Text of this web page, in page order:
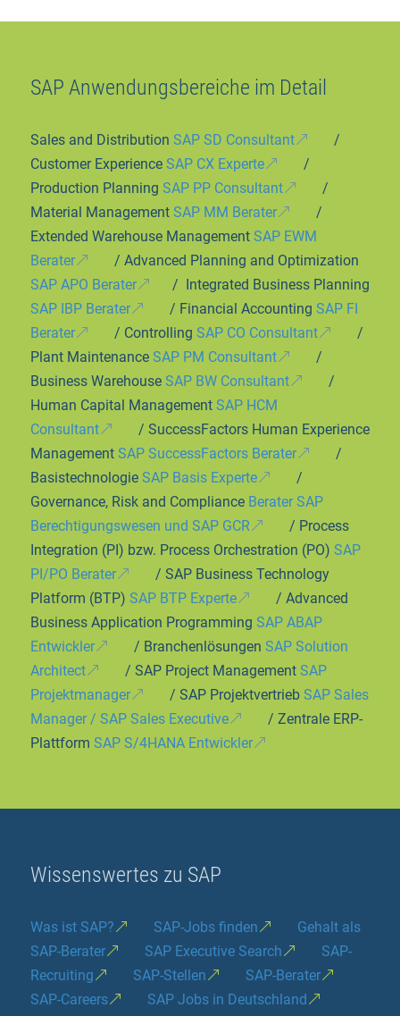
SAP Anwendungsbereiche im Detail
Sales and Distribution SAP SD Consultant
/
Customer Experience SAP CX Experte
/
Production Planning SAP PP Consultant
/
Material Management SAP MM Berater
/
Extended Warehouse Management SAP EWM
Berater
/ Advanced Planning and Optimization
SAP APO Berater
/ Integrated Business Planning
SAP IBP Berater
/ Financial Accounting SAP FI
Berater
/ Controlling SAP CO Consultant
/
Plant Maintenance SAP PM Consultant
/
Business Warehouse SAP BW Consultant
/
Human Capital Management SAP HCM
Consultant
/ SuccessFactors Human Experience
Management SAP SuccessFactors Berater
/
Basistechnologie SAP Basis Experte
/
Governance, Risk and Compliance Berater SAP
Berechtigungswesen und SAP GCR
/ Process
Integration (PI) bzw. Process Orchestration (PO) SAP
PI/PO Berater
/ SAP Business Technology
Platform (BTP) SAP BTP Experte
/ Advanced
Business Application Programming SAP ABAP
Entwickler
/ Branchenlösungen SAP Solution
Architect
/ SAP Project Management SAP
Projektmanager
/ SAP Projektvertrieb SAP Sales
Manager / SAP Sales Executive
/ Zentrale ERP-
Plattform SAP S/4HANA Entwickler
Wissenswertes zu SAP
Was ist SAP? SAP-Jobs finden
Gehalt als
SAP-Berater
SAP Executive Search
SAP-
Recruiting
SAP-Stellen
SAP-Berater
SAP-Careers
SAP Jobs in Deutschland